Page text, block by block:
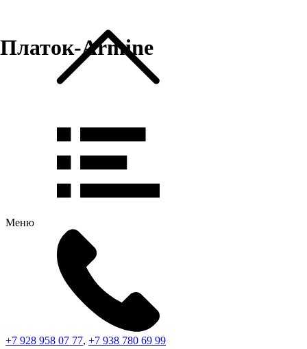
Меню
+7 928 958 07 77, +7 938 780 69 99
Платок-Armine